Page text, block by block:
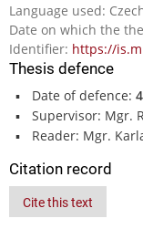
Language used:
Date on which the
Identifier: https://
Thesis defence
Date of defence:
Supervisor: Mgr.
Reader: Mgr.
Citation record
Cite this text